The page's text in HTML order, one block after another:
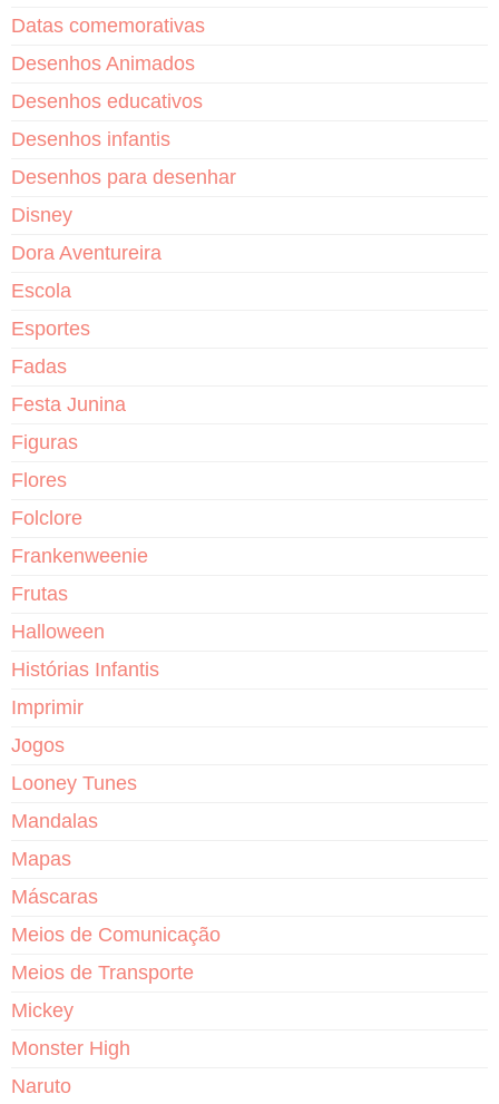
Datas comemorativas
Desenhos Animados
Desenhos educativos
Desenhos infantis
Desenhos para desenhar
Disney
Dora Aventureira
Escola
Esportes
Fadas
Festa Junina
Figuras
Flores
Folclore
Frankenweenie
Frutas
Halloween
Histórias Infantis
Imprimir
Jogos
Looney Tunes
Mandalas
Mapas
Máscaras
Meios de Comunicação
Meios de Transporte
Mickey
Monster High
Naruto